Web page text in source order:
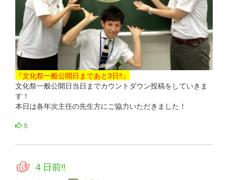
『文化祭一般公開日まであと3日‼』
文化祭一般公開日当日までカウントダウン投稿をしていきま
す！
本日は各年次主任の先生方にご協力いただきました！
5
４日前‼